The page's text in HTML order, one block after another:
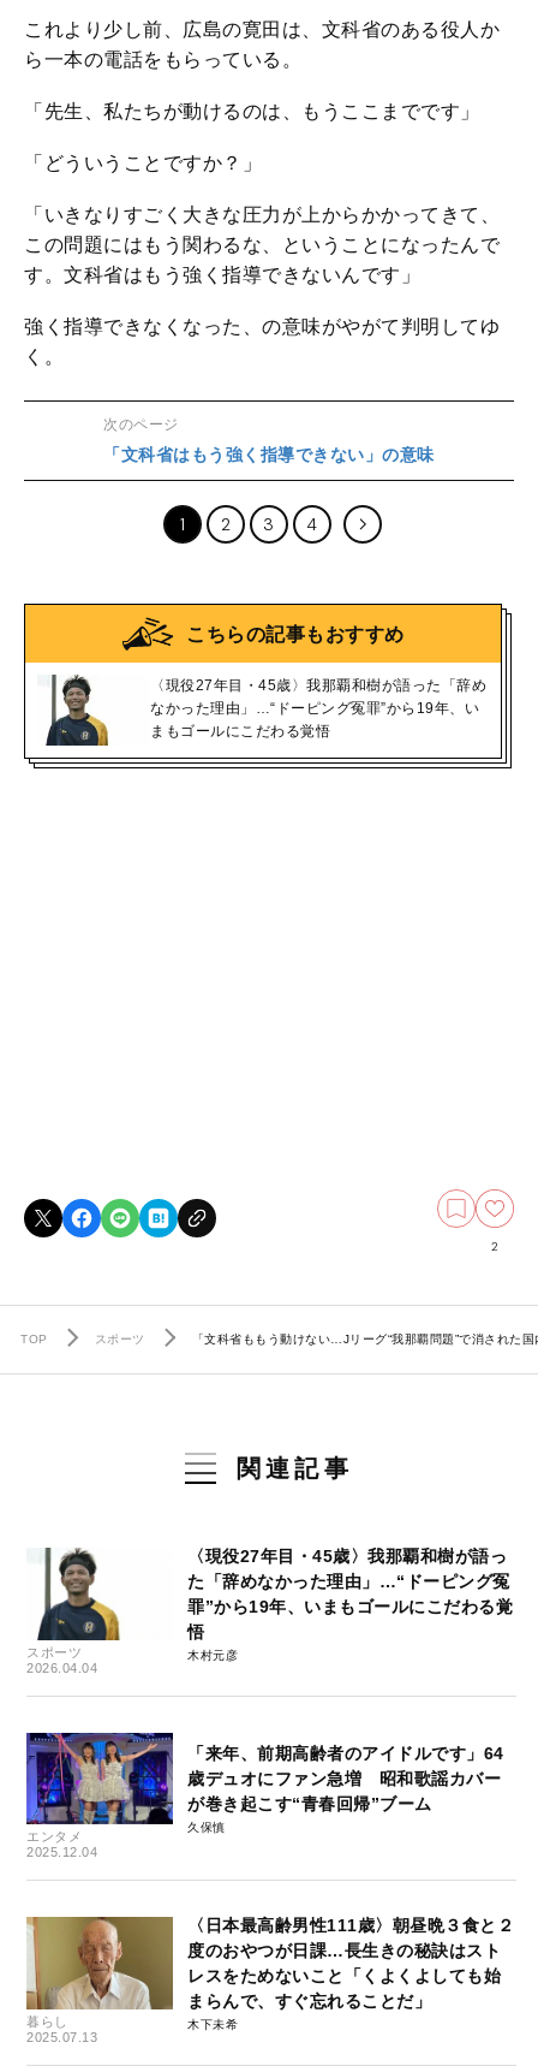
これより少し前、広島の寛田は、文科省のある役人か
ら一本の電話をもらっている。
「先生、私たちが動けるのは、もうここまでです」
「どういうことですか？」
「いきなりすごく大きな圧力が上からかかってきて、
この問題にはもう関わるな、ということになったんで
す。文科省はもう強く指導できないんです」
強く指導できなくなった、の意味がやがて判明してゆ
く。
次のページ
「文科省はもう強く指導できない」の意味
1 2 3 4
こちらの記事もおすすめ
〈現役27年目・45歳〉我那覇和樹が語った「辞め
なかった理由」…“ドーピング冤罪”から19年、い
まもゴールにこだわる覚悟
2
TOP スポーツ 「文科省ももう動けない…Jリーグ“我那覇問題”で消された
関連記事
スポーツ
2026.04.04
〈現役27年目・45歳〉我那覇和樹が語っ
た「辞めなかった理由」…“ドーピング冤
罪”から19年、いまもゴールにこだわる覚
悟
木村元彦
エンタメ
2025.12.04
「来年、前期高齢者のアイドルです」64
歳デュオにファン急増 昭和歌謡カバー
が巻き起こす“青春回帰”ブーム
久保慎
暮らし
2025.07.13
〈日本最高齢男性111歳〉朝昼晩３食と２
度のおやつが日課…長生きの秘訣はスト
レスをためないこと「くよくよしても始
まらんで、すぐ忘れることだ」
木下未希